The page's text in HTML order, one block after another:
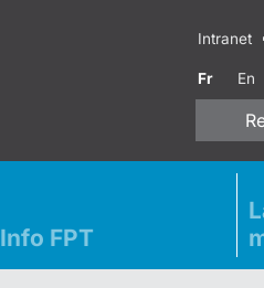
Intranet
Fr En
Info FPT